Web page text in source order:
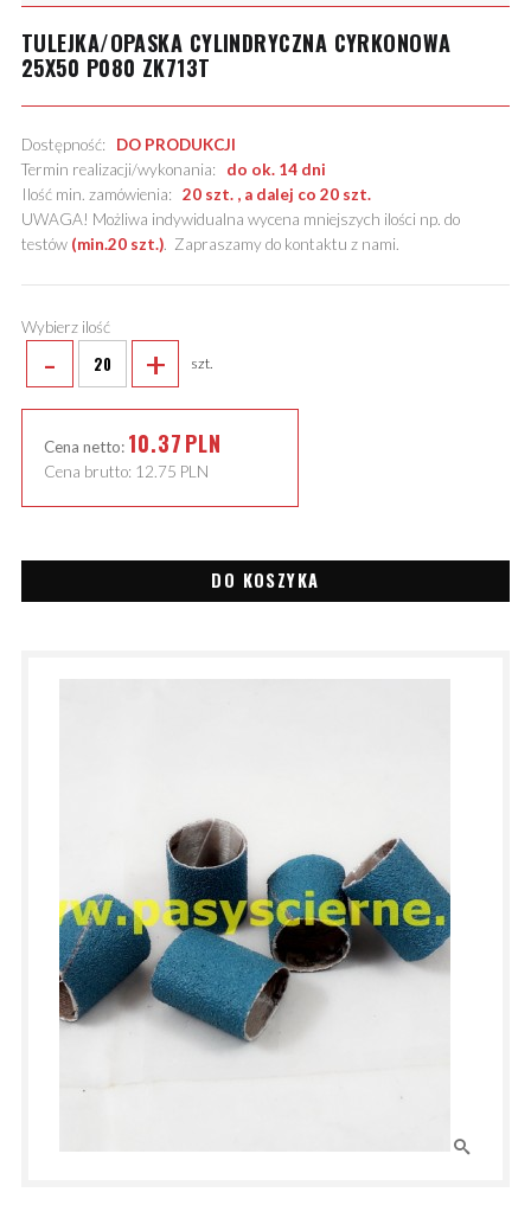
TULEJKA/OPASKA CYLINDRYCZNA CYRKONOWA
25X50 P080 ZK713T
Dostępność: DO PRODUKCJI
Termin realizacji/wykonania: do ok. 14 dni
Ilość min. zamówienia: 20 szt. , a dalej co 20 szt.
UWAGA! Możliwa indywidualna wycena mniejszych ilości np. do
testów (min.20 szt.). Zapraszamy do kontaktu z nami.
Wybierz ilość
- + szt.
Cena netto: 10.37PLN
Cena brutto: 12.75 PLN
DO KOSZYKA